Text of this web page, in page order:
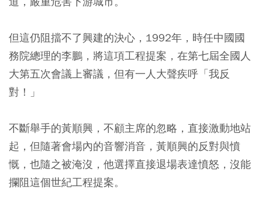
但這仍阻擋不了興建的決心，1992年，時任中國國
務院總理的李鵬，將這項工程提案，在第七屆全國人
大第五次會議上審議，但有一人大聲疾呼「我反
對！」
不斷舉手的黃順興，不顧主席的忽略，直接激動地站
起，但隨著會場內的音響消音，黃順興的反對與憤
慨，也隨之被淹沒，他選擇直接退場表達憤怒，沒能
攔阻這個世紀工程提案。